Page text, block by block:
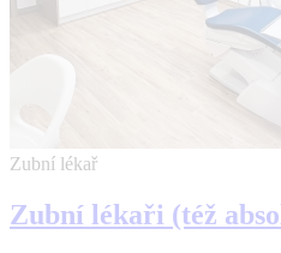
Zubní lékař
Zubní lékaři (též